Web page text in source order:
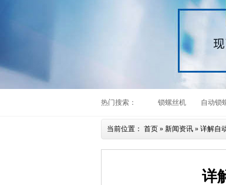
热门搜索： 锁螺丝机 自动锁
当前位置： 首页 » 新闻资讯 » 详解自
详